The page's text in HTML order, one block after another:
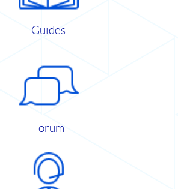
Guides
Forum